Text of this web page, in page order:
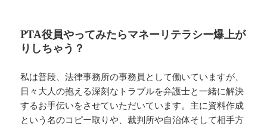
PTA役員やってみたらマネーリテラシー爆上が
りしちゃう？
私は普段、法律事務所の事務員として働いていますが、
日々大人の抱える深刻なトラブルを弁護士と一緒に解決
するお手伝いをさせていただいています。主に資料作成
という名のコピー取りや、裁判所や自治体そして相手方